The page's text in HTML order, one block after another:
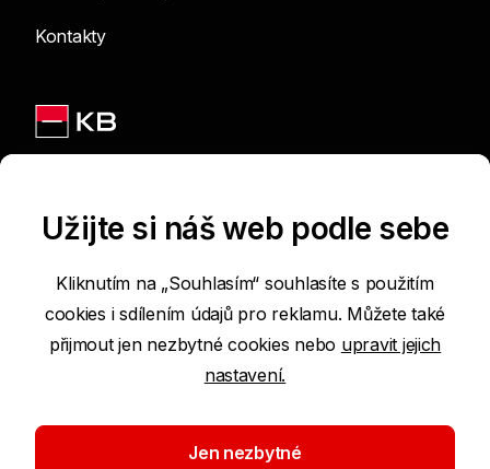
Kontakty
Podmínky používání internetových stránek
Prohlášení o přístupnosti
Ochrana osobních údajů
Užijte si náš web podle sebe
Kliknutím na „Souhlasím“ souhlasíte s použitím
cookies i sdílením údajů pro reklamu. Můžete také
přijmout jen nezbytné cookies nebo upravit jejich
nastavení.
Jen nezbytné